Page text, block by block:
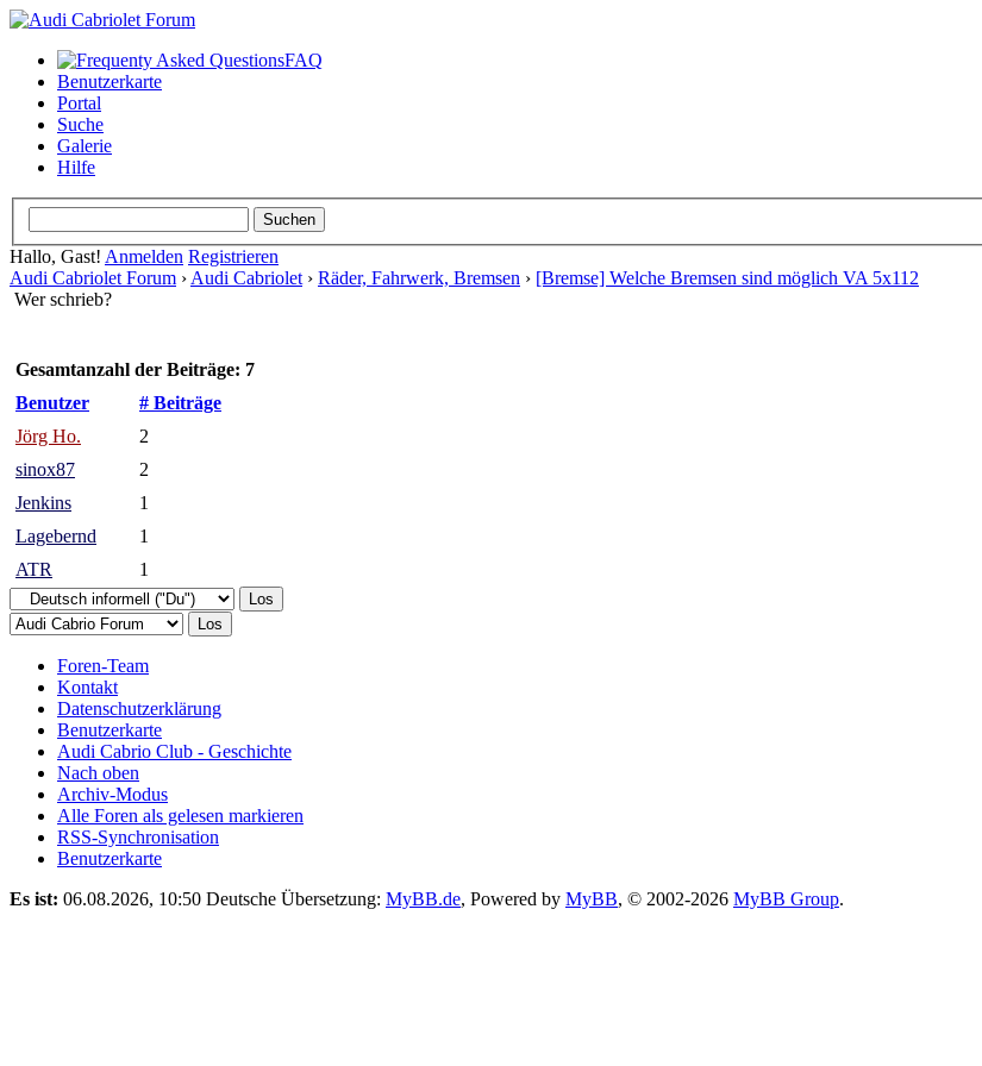
FAQ
Benutzerkarte
Portal
Suche
Galerie
Hilfe
Hallo, Gast! Anmelden Registrieren
Audi Cabriolet Forum › Audi Cabriolet › Räder, Fahrwerk, Bremsen › [Bremse] Welche Bremsen sind möglich VA 5x112
Wer schrieb?
Gesamtanzahl der Beiträge: 7
Benutzer
# Beiträge
Jörg Ho.
2
sinox87
2
Jenkins
1
Lagebernd
1
ATR
1
Foren-Team
Kontakt
Datenschutzerklärung
Benutzerkarte
Audi Cabrio Club - Geschichte
Nach oben
Archiv-Modus
Alle Foren als gelesen markieren
RSS-Synchronisation
Benutzerkarte
Es ist: 06.08.2026, 10:50 Deutsche Übersetzung: MyBB.de, Powered by MyBB, © 2002-2026 MyBB Group.